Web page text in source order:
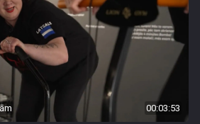
00:03:53